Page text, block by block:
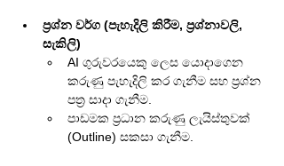
ප්‍රශ්න වර්ග (පැහැදිලි කිරීම, ප්‍රශ්නාවලි,
සැකිලි)
AI ගුරුවරයෙකු ලෙස යොදාගෙන
කරුණු පැහැදිලි කර ගැනීම සහ ප්‍රශ්න
පත්‍ර සාදා ගැනීම.
පාඩමක ප්‍රධාන කරුණු ලැයිස්තුවක්
(Outline) සකසා ගැනීම.